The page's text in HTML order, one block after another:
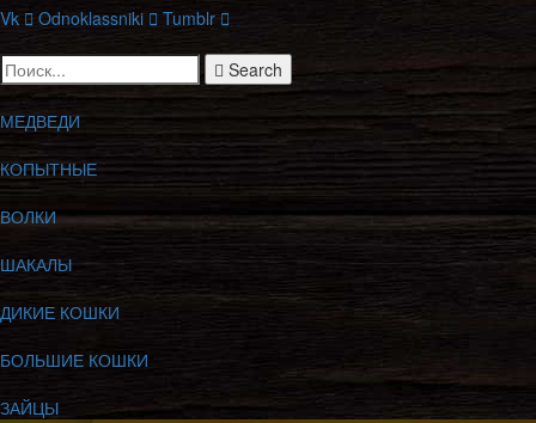
Vk Odnoklassniki Tumblr
Search
МЕДВЕДИ
КОПЫТНЫЕ
ВОЛКИ
ШАКАЛЫ
ДИКИЕ КОШКИ
БОЛЬШИЕ КОШКИ
ЗАЙЦЫ